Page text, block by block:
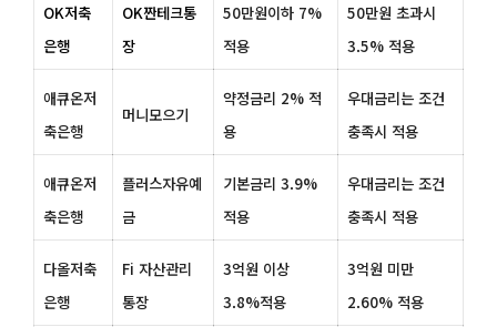
OK저축
은행
OK짠테크통
장
50만원이하 7%
적용
50만원 초과시
3.5% 적용
애큐온저
축은행
머니모으기
약정금리 2% 적
용
우대금리는 조건
충족시 적용
애큐온저
축은행
플러스자유예
금
기본금리 3.9%
적용
우대금리는 조건
충족시 적용
다올저축
은행
Fi 자산관리
통장
3억원 이상
3.8%적용
3억원 미만
2.60% 적용